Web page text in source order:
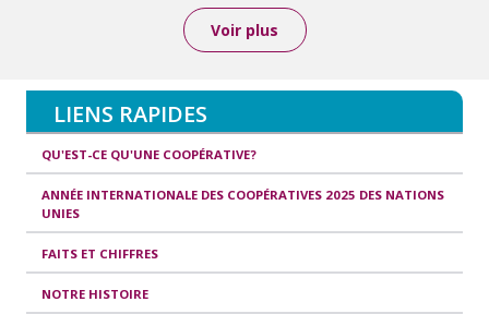
Voir plus
LIENS RAPIDES
QU'EST-CE QU'UNE COOPÉRATIVE?
ANNÉE INTERNATIONALE DES COOPÉRATIVES 2025 DES NATIONS
UNIES
FAITS ET CHIFFRES
NOTRE HISTOIRE